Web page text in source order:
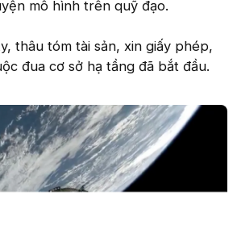
mô hình trên quỹ đạo.
thâu tóm tài sản, xin giấy phép,
đua cơ sở hạ tầng đã bắt đầu.